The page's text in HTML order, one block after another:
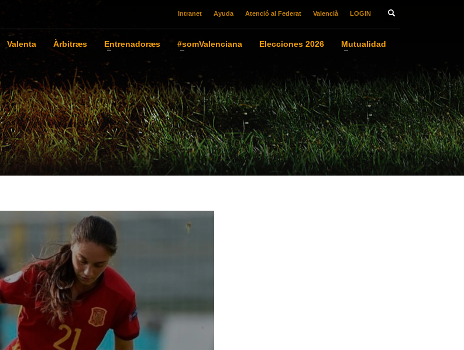
Intranet Ayuda Atenció al Federat Valencià LOGIN
Valenta Àrbitræs Entrenadoræs #somValenciana Elecciones 2026
Mutualidad